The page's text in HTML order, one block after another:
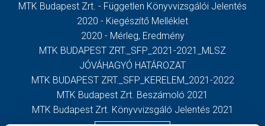
EGYESÜLET
KAPCSOLAT
NYITÓLAP
HÍREK
CSAPATOK
MÉRKŐZÉSEK
MTK Budapest Zrt. - Független Könyvvizsgálói Jelentés
2020 - Kiegészítő Melléklet
2020 - Mérleg, Eredmény
MTK BUDAPEST ZRT._SFP_2021-2021_MLSZ
JÓVÁHAGYÓ HATÁROZAT
MTK BUDAPEST ZRT._SFP_KERELEM_2021-2022
MTK Budapest Zrt. Beszámoló 2021
MTK Budapest Zrt. Könyvvizsgáló Jelentés 2021